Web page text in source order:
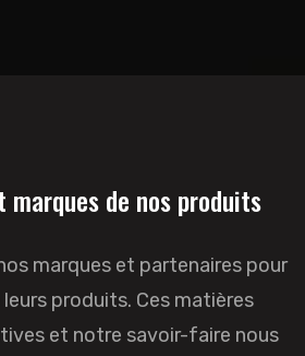
de nos produits
marques et partenaires pour
leurs produits. Ces matières
et notre savoir-faire nous